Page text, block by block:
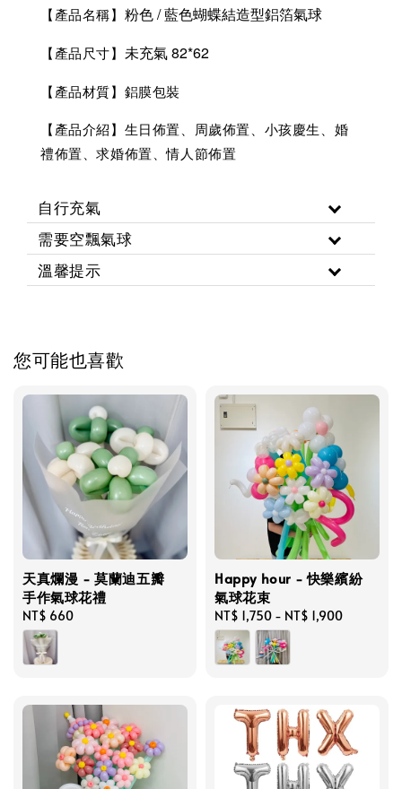
【產品名稱】 粉色 / 藍色蝴蝶結造型鋁箔氣球
【產品尺寸】 未充氣 82*62
【產品材質】鋁膜包裝
【產品介紹】生日佈置、周歲佈置、小孩慶生、婚
禮佈置、求婚佈置、情人節佈置
自行充氣
需要空飄氣球
溫馨提示
您可能也喜歡
天真爛漫 - 莫蘭迪五瓣
手作氣球花禮
Regular
price
NT$ 660
Happy hour - 快樂繽紛
氣球花束
Regular
price
NT$ 1,750 - NT$ 1,900